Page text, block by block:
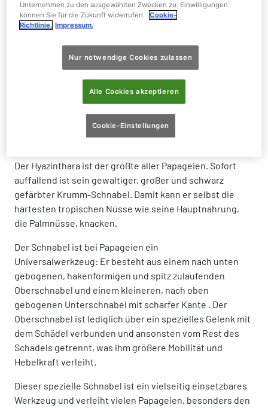
Größe:100 cm
Der Hyazinthara ist mit seinem blauen
Gefieder und dem gelben, nackten
Augenring eine beeindruckende
Der Hyazinthara ist der größte aller Papageien. Sofort
auffallend ist sein gewaltiger, großer und schwarz
gefärbter Krumm-Schnabel. Damit kann er selbst die
härtesten tropischen Nüsse wie seine Hauptnahrung,
die Palmnüsse, knacken.
Der Schnabel ist bei Papageien ein
Universalwerkzeug: Er besteht aus einem nach unten
gebogenen, hakenförmigen und spitz zulaufenden
Oberschnabel und einem kleineren, nach oben
gebogenen Unterschnabel mit scharfer Kante . Der
Oberschnabel ist lediglich über ein spezielles Gelenk mit
dem Schädel verbunden und ansonsten vom Rest des
Schädels getrennt, was ihm größere Mobilität und
Hebelkraft verleiht.
Dieser spezielle Schnabel ist ein vielseitig einsetzbares
Werkzeug und verleiht vielen Papageien, besonders den
Unternehmen zu den ausgewählten Zwecken zu. Einwilligungen
können Sie für die Zukunft widerrufen. Cookie-
Richtlinie. Impressum.
Nur notwendige Cookies zulassen
Alle Cookies akzeptieren
Cookie-Einstellungen